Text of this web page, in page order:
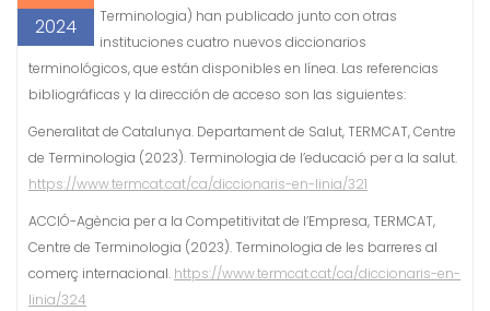
2024
Terminologia) han publicado junto con otras
instituciones cuatro nuevos diccionarios
terminológicos, que están disponibles en línea. Las referencias
bibliográficas y la dirección de acceso son las siguientes:
Generalitat de Catalunya. Departament de Salut, TERMCAT, Centre
de Terminologia (2023). Terminologia de l’educació per a la salut.
https://www.termcat.cat/ca/diccionaris-en-linia/321
ACCIÓ-Agència per a la Competitivitat de l’Empresa, TERMCAT,
Centre de Terminologia (2023). Terminologia de les barreres al
comerç internacional. https://www.termcat.cat/ca/diccionaris-en-
linia/324